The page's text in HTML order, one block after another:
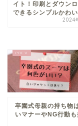
イト！印刷とダウン
できるシンプルかわ
2024
卒園式母親の持ち物
いマナーやNG行動も